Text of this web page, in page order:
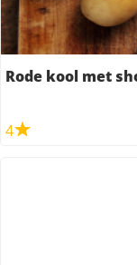
Rode kool met
4